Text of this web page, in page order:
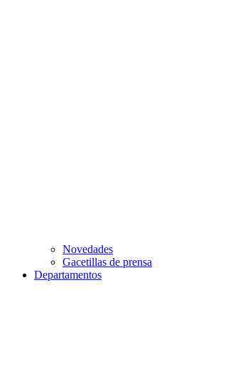
Novedades
Gacetillas de prensa
Departamentos